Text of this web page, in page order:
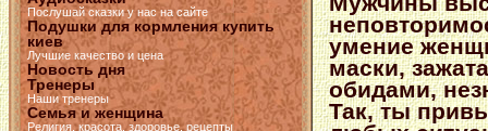
Послушай сказки у нас на сайте
Подушки для кормления купить
киев
Лучшие качество и цена
Новость дня
Тренеры
Наши тренеры
Семья и женщина
Религия, красота, здоровье, рецепты
умение
маски,
обидами,
Так, ты